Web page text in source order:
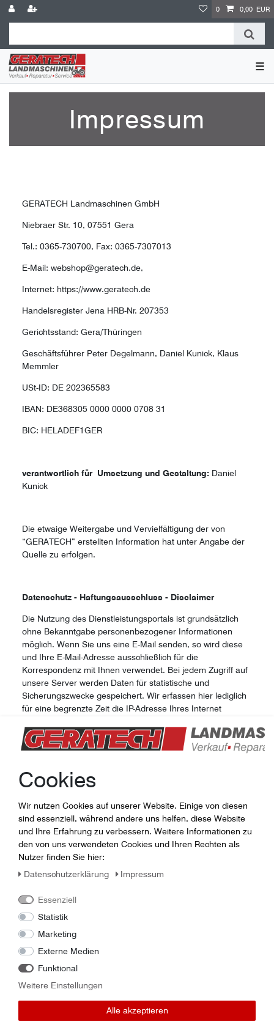
0 0,00 EUR
☰
Impressum
GERATECH Landmaschinen GmbH
Niebraer Str. 10, 07551 Gera
Tel.: 0365-730700, Fax: 0365-7307013
E-Mail: webshop@geratech.de,
Internet: https://www.geratech.de
Handelsregister Jena HRB-Nr. 207353
Gerichtsstand: Gera/Thüringen
Geschäftsführer Peter Degelmann, Daniel Kunick, Klaus
Memmler
USt-ID: DE 202365583
IBAN: DE368305 0000 0000 0708 31
BIC: HELADEF1GER
verantwortlich für Umsetzung und Gestaltung: Daniel
Kunick
Die etwaige Weitergabe und Vervielfältigung der von
“GERATECH” erstellten Information hat unter Angabe der
Quelle zu erfolgen.
Datenschutz - Haftungsausschluss - Disclaimer
Die Nutzung des Dienstleistungsportals ist grundsätzlich
ohne Bekanntgabe personenbezogener Informationen
möglich. Wenn Sie uns eine E-Mail senden, so wird diese
und Ihre E-Mail-Adresse ausschließlich für die
Korrespondenz mit Ihnen verwendet. Bei jedem Zugriff auf
unsere Server werden Daten für statistische und
Sicherungszwecke gespeichert. Wir erfassen hier lediglich
für eine begrenzte Zeit die IP-Adresse Ihres Internet
die Sie bei uns besuchen. Diese Daten werden
ausschließlich zur Verbesserung unseres Internetdienstes
behalten uns das Recht vor, im Falle von schweren
Verstößen gegen unsere Nutzungsbedingungen und bei
Server unter Zuhilfenahme einzelner Datensätze eine
Herleitung zu personenbezogenen Daten zu veranlassen.
Folge uns auf:
Cookies
Wir nutzen Cookies auf unserer Website. Einige von diesen
sind essenziell, während andere uns helfen, diese Website
und Ihre Erfahrung zu verbessern. Weitere Informationen zu
den von uns verwendeten Cookies und Ihren Rechten als
Nutzer finden Sie hier:
Daten­schutz­erklärung
Impressum
Essenziell
Statistik
Marketing
Externe Medien
Funktional
Weitere Einstellungen
Alle akzeptieren